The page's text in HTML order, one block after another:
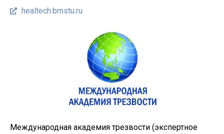
healtech.bmstu.ru
Международная академия трезвости (экспертное